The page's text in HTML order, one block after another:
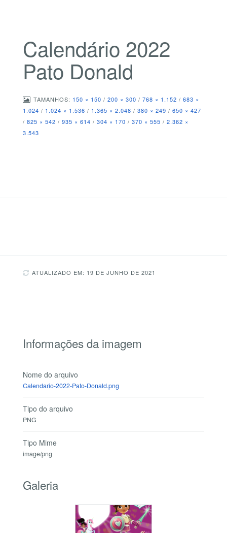
Calendário 2022
Pato Donald
TAMANHOS: 150 × 150 / 200 × 300 / 768 × 1.152 / 683 ×
1.024 / 1.024 × 1.536 / 1.365 × 2.048 / 380 × 249 / 650 × 427
/ 825 × 542 / 935 × 614 / 304 × 170 / 370 × 555 / 2.362 ×
3.543
ATUALIZADO EM: 19 DE JUNHO DE 2021
Informações da imagem
Nome do arquivo
Calendario-2022-Pato-Donald.png
Tipo do arquivo
PNG
Tipo Mime
image/png
Galeria